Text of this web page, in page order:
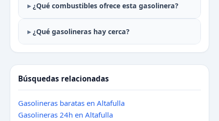
¿Qué combustibles ofrece esta gasolinera?
¿Qué gasolineras hay cerca?
Búsquedas relacionadas
Gasolineras baratas en Altafulla
Gasolineras 24h en Altafulla